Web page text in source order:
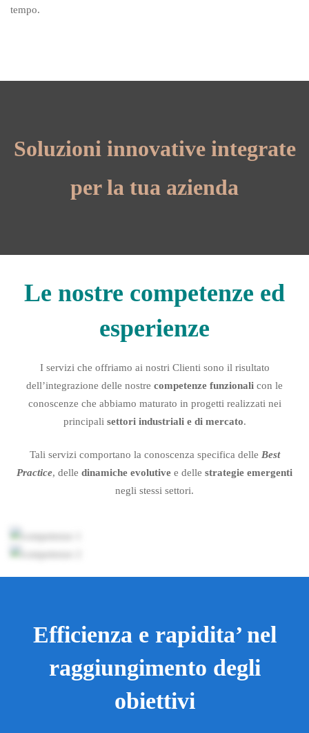
tempo.
Soluzioni innovative integrate
per la tua azienda
Le nostre competenze ed
esperienze
I servizi che offriamo ai nostri Clienti sono il risultato
dell’integrazione delle nostre competenze funzionali con le
conoscenze che abbiamo maturato in progetti realizzati nei
principali settori industriali e di mercato.
Tali servizi comportano la conoscenza specifica delle Best
Practice, delle dinamiche evolutive e delle strategie emergenti
negli stessi settori.
Efficienza e rapidita’ nel
raggiungimento degli
obiettivi